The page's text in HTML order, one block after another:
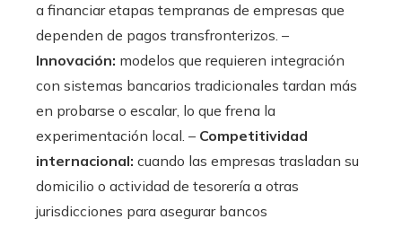
a financiar etapas tempranas de empresas que
dependen de pagos transfronterizos. –
Innovación: modelos que requieren integración
con sistemas bancarios tradicionales tardan más
en probarse o escalar, lo que frena la
experimentación local. – Competitividad
internacional: cuando las empresas trasladan su
domicilio o actividad de tesorería a otras
jurisdicciones para asegurar bancos